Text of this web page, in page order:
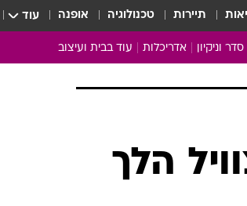
תיירות טכנולוגיה אופנה עוד
סדר וניקיון
טיפים של ניקיון
מדריך הניקיון
אדריכלות עוד בבית ועיצוב
כל הכתבותהלך